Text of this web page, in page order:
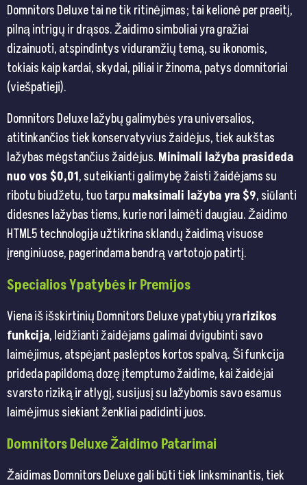
Domnitors Deluxe tai ne tik ritinėjimas; tai kelionė per praeitį,
pilną intrigų ir drąsos. Žaidimo simboliai yra gražiai
dizainuoti, atspindintys viduramžių temą, su ikonomis,
tokiais kaip kardai, skydai, piliai ir žinoma, patys domnitoriai
(viešpatieji).
Domnitors Deluxe lažybų galimybės yra universalios,
atitinkančios tiek konservatyvius žaidėjus, tiek aukštas
lažybas mėgstančius žaidėjus. Minimali lažyba prasideda
nuo vos $0,01, suteikianti galimybę žaisti žaidėjams su
ribotu biudžetu, tuo tarpumaksimali lažyba yra $9, siūlanti
didesnes lažybas tiems, kurie nori laimėti daugiau. Žaidimo
HTML5 technologija užtikrina sklandų žaidimą visuose
įrenginiuose, pagerindama bendrą vartotojo patirtį.
Specialios Ypatybės ir Premijos
Viena iš išskirtinių Domnitors Deluxe ypatybių yrarizikos
funkcija, leidžianti žaidėjams galimai dvigubinti savo
laimėjimus, atspėjant paslėptos kortos spalvą. Ši funkcija
prideda papildomą dozę įtemptumo žaidime, kai žaidėjai
svarsto riziką ir atlygį, susijusį su lažybomis savo esamus
laimėjimus siekiant ženkliai padidinti juos.
Domnitors Deluxe Žaidimo Patarimai
Žaidimas Domnitors Deluxe gali būti tiek linksminantis, tiek